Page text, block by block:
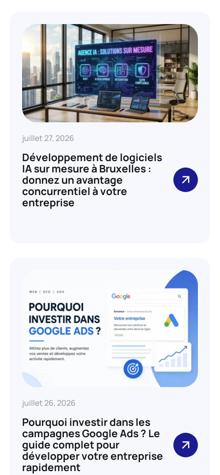
juillet 27, 2026
Développement de logiciels
IA sur mesure à Bruxelles :
donnez un avantage
concurrentiel à votre
entreprise
juillet 26, 2026
Pourquoi investir dans les
campagnes Google Ads ? Le
guide complet pour
développer votre entreprise
rapidement